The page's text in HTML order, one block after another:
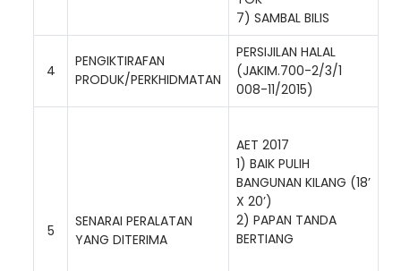
7) SAMBAL BILIS
4
PENGIKTIRAFAN
PRODUK/PERKHIDMATAN
PERSIJILAN HALAL
(JAKIM.700-2/3/1
008-11/2015)
5
SENARAI PERALATAN
YANG DITERIMA
AET 2017
1) BAIK PULIH
BANGUNAN KILANG (18’
X 20’)
2) PAPAN TANDA
BERTIANG